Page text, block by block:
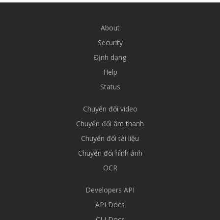
About
Security
Định dạng
Help
Status
Chuyển đổi video
Chuyển đổi âm thanh
Chuyển đổi tài liệu
Chuyển đổi hình ảnh
OCR
Developers API
API Docs